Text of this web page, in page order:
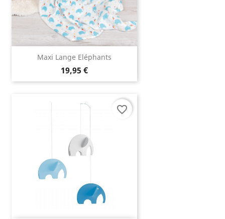
Maxi Lange Eléphants
19,95 €
favorite_border